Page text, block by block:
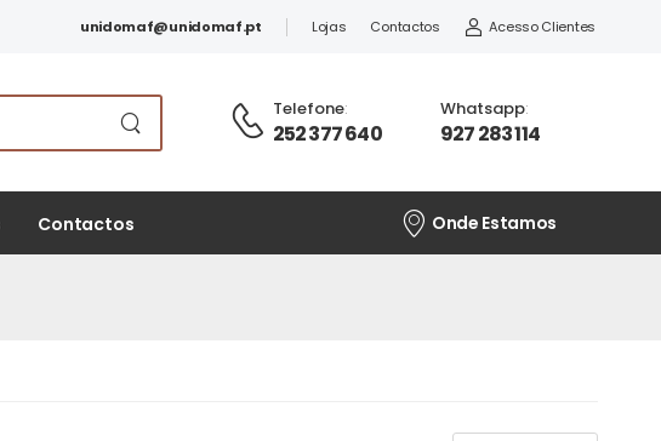
unidomaf@unidomaf.pt Lojas Contactos Acesso Clientes
Telefone:
252 377 640
Whatsapp:
927 283 114
Contactos Onde Estamos